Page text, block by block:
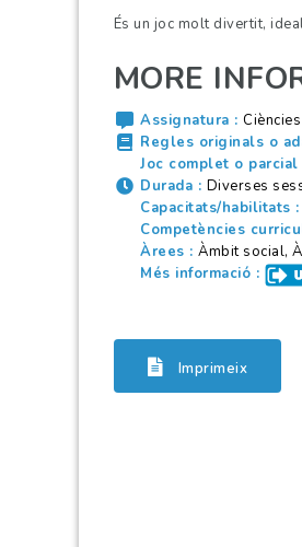
És un joc molt divertit,
MORE
Assignatura
Regles originals o
Joc complet o parcial
Durada
Diverses
Capacitats/habilitats
Competències
Àrees
Àmbit social,
Més informació
Imprimeix